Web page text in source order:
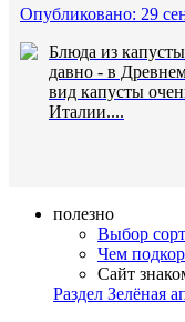
Опубликовано: 29
Блюда из
давно - в
вид капусты
Италии....
полезно
Выбор
Чем
Сайт
Раздел Зелёная